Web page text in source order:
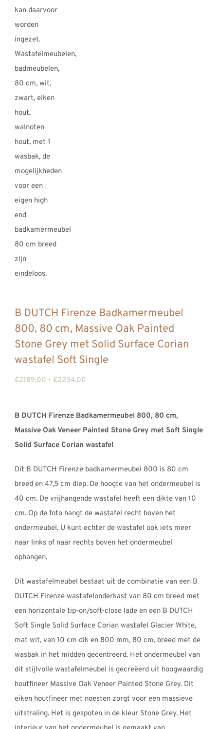
B DUTCH Firenze Badkamermeubel
800, 80 cm, Massive Oak Painted
Stone Grey met Solid Surface Corian
wastafel Soft Single
€2189,00 - €2234,00
B DUTCH Firenze Badkamermeubel 800, 80 cm,
Massive Oak Veneer Painted Stone Grey met Soft Single
Solid Surface Corian wastafel
Dit B DUTCH Firenze badkamermeubel 800 is 80 cm
breed en 47,5 cm diep. De hoogte van het ondermeubel is
40 cm. De vrijhangende wastafel heeft een dikte van 10
cm. Op de foto hangt de wastafel recht boven het
ondermeubel. U kunt echter de wastafel ook iets meer
naar links of naar rechts boven het ondermeubel
ophangen.
Dit wastafelmeubel bestaat uit de combinatie van een B
DUTCH Firenze wastafelonderkast van 80 cm breed met
een horizontale tip-on/soft-close lade en een B DUTCH
Soft Single Solid Surface Corian wastafel Glacier White,
mat wit, van 10 cm dik en 800 mm, 80 cm, breed met de
wasbak in het midden gecentreerd. Het ondermeubel van
dit stijlvolle wastafelmeubel is gecreëerd uit hoogwaardig
houtfineer Massive Oak Veneer Painted Stone Grey. Dit
eiken houtfineer met noesten zorgt voor een massieve
uitstraling. Het is gespoten in de kleur Stone Grey. Het